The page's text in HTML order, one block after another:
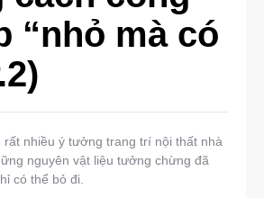
“nhỏ mà có
rất nhiều ý tưởng trang trí nội thất nhà
nguyên vật liệu tưởng chừng đã
có thể bỏ đi.